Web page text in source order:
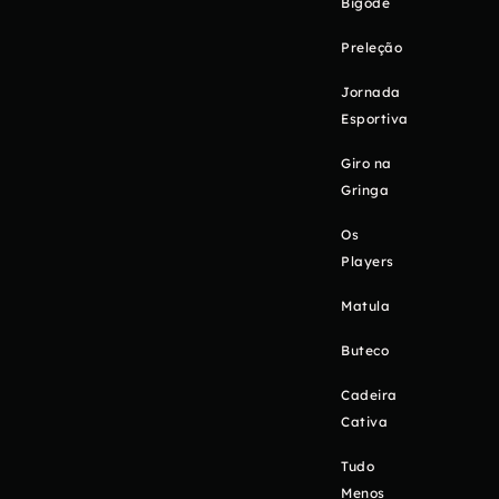
Preleção
Jornada
Esportiva
Giro na
Gringa
Os
Players
Matula
Buteco
Cadeira
Cativa
Tudo
Menos